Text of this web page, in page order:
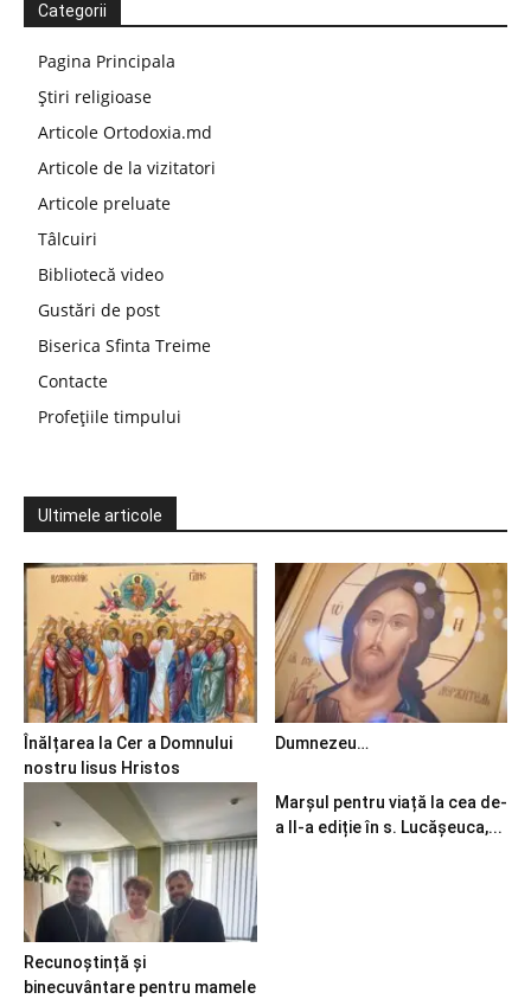
Categorii
Pagina Principala
Știri religioase
Articole Ortodoxia.md
Articole de la vizitatori
Articole preluate
Tâlcuiri
Bibliotecă video
Gustări de post
Biserica Sfinta Treime
Contacte
Profețiile timpului
Ultimele articole
Înălțarea la Cer a Domnului
nostru Iisus Hristos
Dumnezeu…
Recunoștință și
binecuvântare pentru mamele
Marșul pentru viață la cea de-
a II-a ediție în s. Lucășeuca,...